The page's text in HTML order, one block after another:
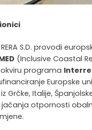
S.D. provodi
(Inclusive Coastal
programa
Europske
Grčke, Italije,
jačanja otpornosti